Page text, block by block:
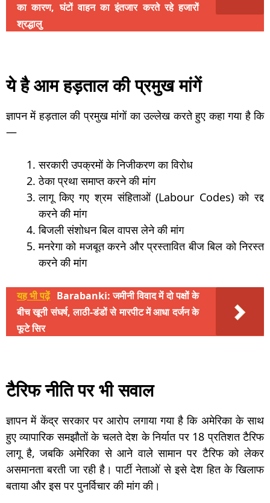
का कारण, घंटों वाहन का इंतजार करते रहे हजारों
श्रद्धालु
ये है आम हड़ताल की प्रमुख मांगें
ज्ञापन में हड़ताल की प्रमुख मांगों का उल्लेख करते हुए कहा गया है कि
—
सरकारी उपक्रमों के निजीकरण का विरोध
ठेका प्रथा समाप्त करने की मांग
लागू किए गए श्रम संहिताओं (Labour Codes) को रद्द
करने की मांग
बिजली संशोधन बिल वापस लेने की मांग
मनरेगा को मजबूत करने और प्रस्तावित बीज बिल को निरस्त
करने की मांग
यह भी पढ़ें Barabanki: जमीनी विवाद में दो पक्षों के
बीच खूनी संघर्ष, लाठी-डंडों से मारपीट में आधा दर्जन के
फूटे सिर
टैरिफ नीति पर भी सवाल
ज्ञापन में केंद्र सरकार पर आरोप लगाया गया है कि अमेरिका के साथ
हुए व्यापारिक समझौतों के चलते देश के निर्यात पर 18 प्रतिशत टैरिफ
लागू है, जबकि अमेरिका से आने वाले सामान पर टैरिफ को लेकर
असमानता बरती जा रही है। पार्टी नेताओं से इसे देश हित के खिलाफ
बताया और इस पर पुनर्विचार की मांग की।